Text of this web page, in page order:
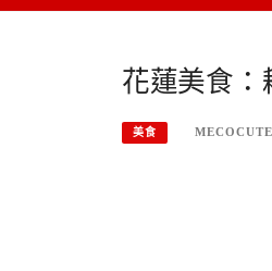
花蓮美食：
美食 MECOCUTE